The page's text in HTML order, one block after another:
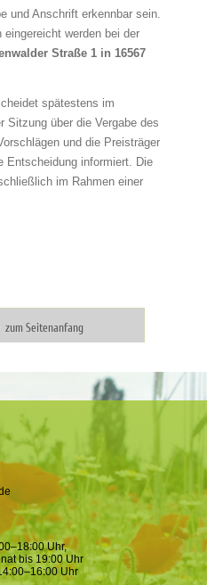
und Anschrift erkennbar sein.
werden bei der
Straße 1 in 16567
spätestens im
Sitzung über die Vergabe des
und die Preisträger
Entscheidung informiert. Die
im Rahmen einer
zum Seitenanfang
Uhr,
bis 19:00 Uhr
Uhr